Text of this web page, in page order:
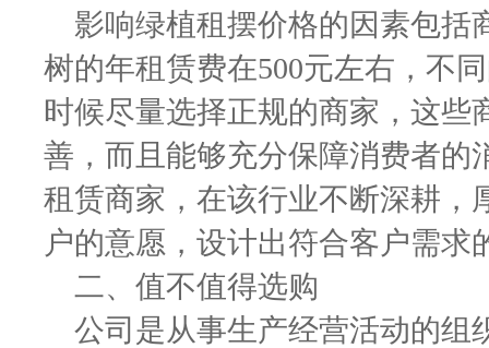
影响绿植租摆价格的因素包括
树的年租赁费在500元左右，不
时候尽量选择正规的商家，这
善，而且能够充分保障消费者的
租赁商家，在该行业不断深耕，
户的意愿，设计出符合客户需求
二、值不值得选购
公司是从事生产经营活动的组